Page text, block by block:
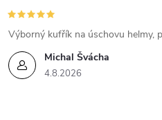
u
Michal Švácha
4.8.2026
Výborný kufřík na úschovu helmy,